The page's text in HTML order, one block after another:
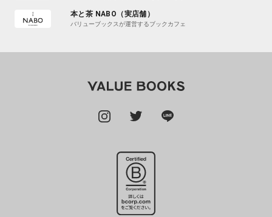
本と茶 NABO（実店舗）
バリューブックスが運営するブックカフェ